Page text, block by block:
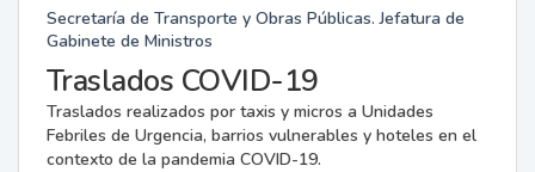
Secretaría de Transporte y Obras Públicas. Jefatura de
Gabinete de Ministros
Traslados COVID-19
Traslados realizados por taxis y micros a Unidades
Febriles de Urgencia, barrios vulnerables y hoteles en el
contexto de la pandemia COVID-19.